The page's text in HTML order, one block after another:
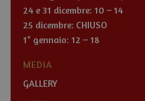
24 e 31 dicembre: 10 – 14
25 dicembre: CHIUSO
1° gennaio: 12 – 18
MEDIA
GALLERY